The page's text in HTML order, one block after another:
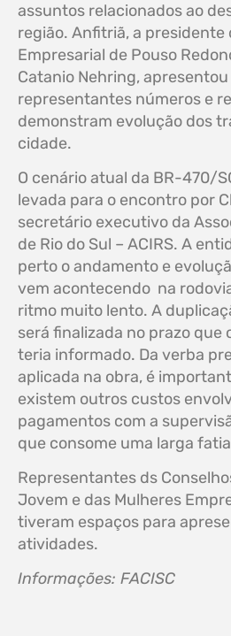
assuntos relacionados ao
região. Anfitriã, a presidente
Empresarial de Pouso
Catanio Nehring,
representantes números e
demonstram evolução dos
cidade.
O cenário atual da BR-470/
levada para o encontro por
secretário executivo da
de Rio do Sul – ACIRS. A
perto o andamento e
vem acontecendo na
ritmo muito lento. A
será finalizada no prazo que
teria informado. Da verba
aplicada na obra, é
existem outros custos
pagamentos com a
que consome uma larga
Representantes ds
Jovem e das Mulheres
tiveram espaços para
atividades.
Informações: FACISC